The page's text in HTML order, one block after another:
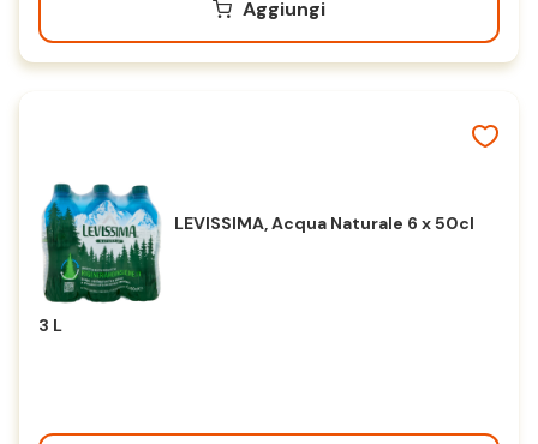
Aggiungi
LEVISSIMA, Acqua Naturale 6 x 50cl
3 L